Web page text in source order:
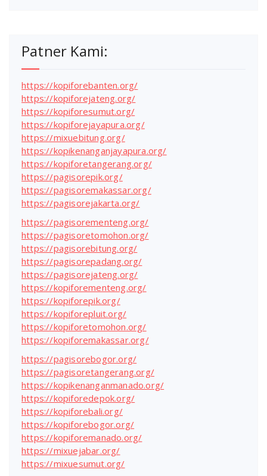
Patner Kami:
https://kopiforebanten.org/
https://kopiforejateng.org/
https://kopiforesumut.org/
https://kopiforejayapura.org/
https://mixuebitung.org/
https://kopikenanganjayapura.org/
https://kopiforetangerang.org/
https://pagisorepik.org/
https://pagisoremakassar.org/
https://pagisorejakarta.org/
https://pagisorementeng.org/
https://pagisoretomohon.org/
https://pagisorebitung.org/
https://pagisorepadang.org/
https://pagisorejateng.org/
https://kopiforementeng.org/
https://kopiforepik.org/
https://kopiforepluit.org/
https://kopiforetomohon.org/
https://kopiforemakassar.org/
https://pagisorebogor.org/
https://pagisoretangerang.org/
https://kopikenanganmanado.org/
https://kopiforedepok.org/
https://kopiforebali.org/
https://kopiforebogor.org/
https://kopiforemanado.org/
https://mixuejabar.org/
https://mixuesumut.org/